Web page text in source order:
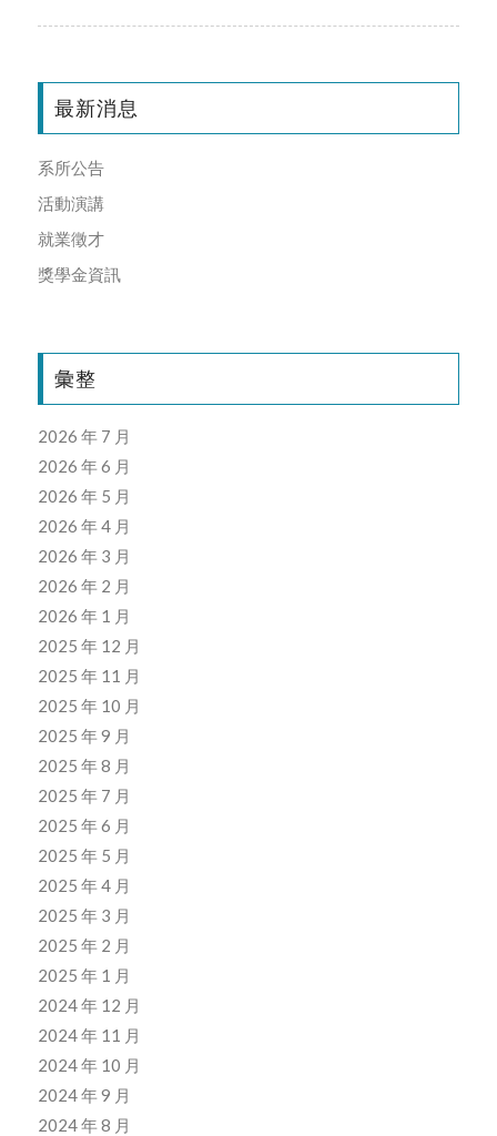
最新消息
系所公告
活動演講
就業徵才
獎學金資訊
彙整
2026 年 7 月
2026 年 6 月
2026 年 5 月
2026 年 4 月
2026 年 3 月
2026 年 2 月
2026 年 1 月
2025 年 12 月
2025 年 11 月
2025 年 10 月
2025 年 9 月
2025 年 8 月
2025 年 7 月
2025 年 6 月
2025 年 5 月
2025 年 4 月
2025 年 3 月
2025 年 2 月
2025 年 1 月
2024 年 12 月
2024 年 11 月
2024 年 10 月
2024 年 9 月
2024 年 8 月